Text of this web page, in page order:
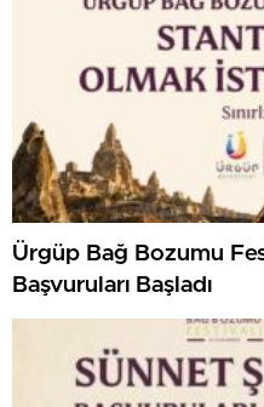
Ürgüp Bağ Bozumu
Başvuruları Başladı